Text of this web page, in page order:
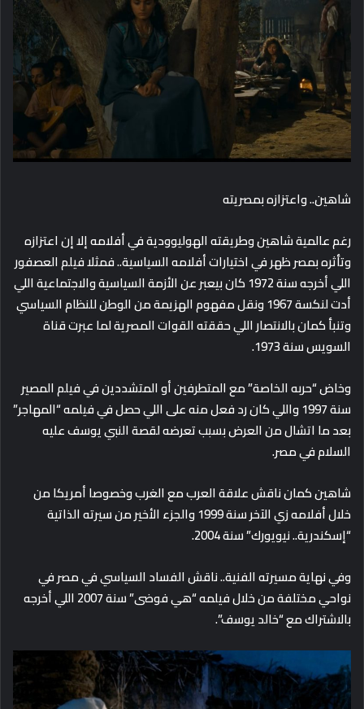
شاهين.. واعتزازه بمصريته
رغم عالمية شاهين وطريقته الهوليوودية في أفلامه إلا إن اعتزازه
وتأثره بمصر ظهر في اختيارات أفلامه السياسية.. فمثلا فيلم العصفور
اللي أخرجه سنة 1972 كان بيعبر عن الأزمة السياسية والاجتماعية اللي
أدت لنكسة 1967 ونقل مفهوم الهزيمة من الوطن للنظام السياسي
وتنبأ كمان بالانتصار اللي حققته القوات المصرية لما عبرت قناة
السويس سنة 1973.
وخاض “حربه الخاصة” مع المتطرفين أو المتشددين في فيلم المصير
سنة 1997 واللي كان رد فعل منه على اللي حصل في فيلمه “المهاجر”
بعد ما اتشال من العرض بسبب تعرضه لقصة النبي يوسف عليه
السلام في مصر.
شاهين كمان ناقش علاقة العرب مع الغرب وخصوصا أمريكا من
خلال أفلامه زي الآخر سنة 1999 والجزء الأخير من سيرته الذاتية
“إسكندرية.. نيويورك” سنة 2004.
وفي نهاية مسيرته الفنية.. ناقش الفساد السياسي في مصر في
نواحي مختلفة من خلال فيلمه “هي فوضى” سنة 2007 اللي أخرجه
بالاشتراك مع “خالد يوسف”.